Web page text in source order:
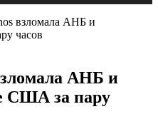
взломала АНБ и
часов
АНБ и
США за пару